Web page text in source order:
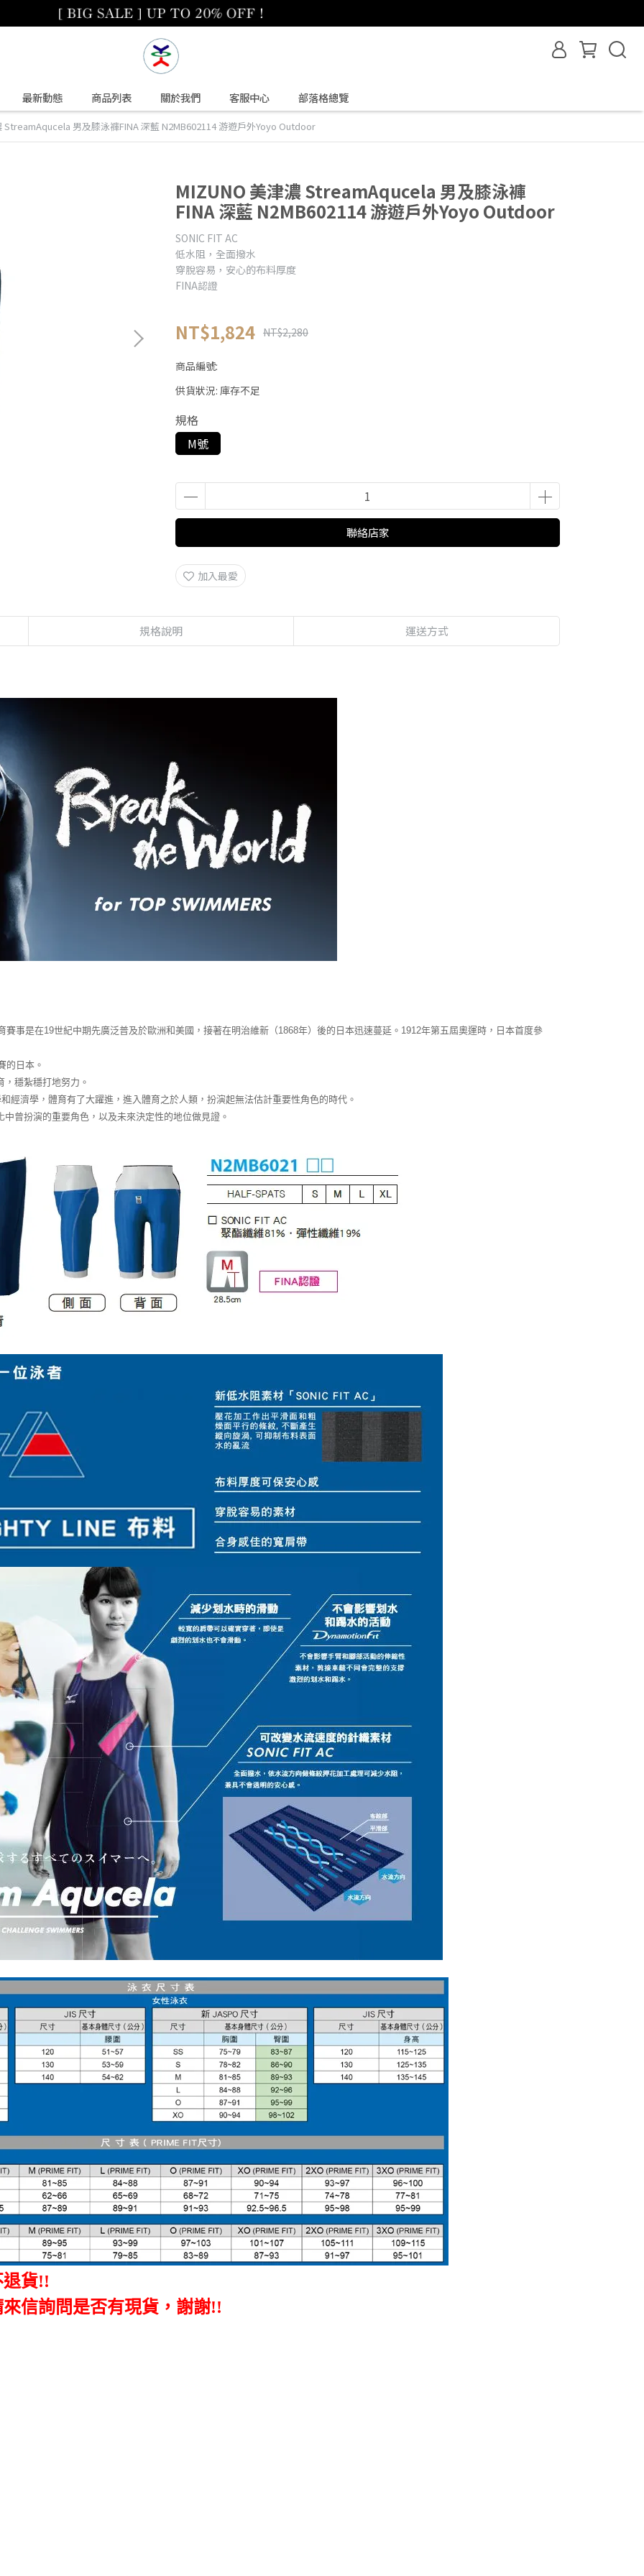
最新動態 商品列表 關於我們 客服中心 部落格總覽
StreamAqucela 男及膝泳褲FINA 深藍 N2MB602114 游遊戶外Yoyo Outdoor
MIZUNO 美津濃 StreamAqucela 男及膝泳褲
FINA 深藍 N2MB602114 游遊戶外Yoyo Outdoor
SONIC FIT AC
低水阻，全面撥水
穿脫容易，安心的布料厚度
FINA認證
NT$1,824 NT$2,280
商品編號:
供貨狀況: 庫存不足
規格
M號
聯絡店家
加入最愛
規格說明 運送方式
事是在19世紀中期先廣泛普及於歐洲和美國，接著在明治維新（1868年）後的日本迅速蔓延。1912年第五屆奧運時，日本首度參
的日本。
穩紮穩打地努力。
經濟學，體育有了大躍進，進入體育之於人類，扮演起無法估計重要性角色的時代。
曾扮演的重要角色，以及未來決定性的地位做見證。
貨!!
來信詢問是否有現貨，謝謝!!